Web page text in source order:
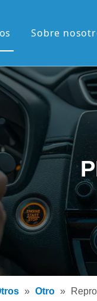
OEM de 13,1'
OEM de 12,3'
2K de 10,36'
vertical de 9,7'
retráctil Android
llegados
de MP3 para
Sobre
» Otro »